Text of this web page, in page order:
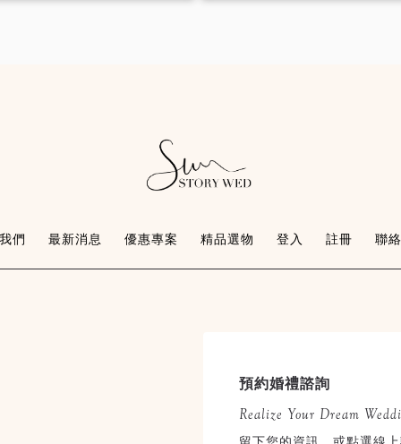
們 最新消息 優惠專案 精品選物 登入 註冊 聯
預約婚禮諮詢
Realize Your Dream
留下您的資訊，或點選線